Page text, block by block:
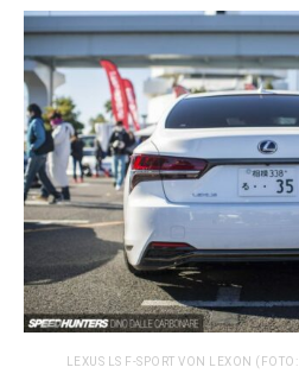
LEXUS LS F-SPORT VON LEXON (FOTO: